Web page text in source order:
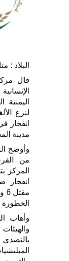
البلاد :
قال
لنزع
انفجار
مدينة
وأوضح
المركز
وأهاب